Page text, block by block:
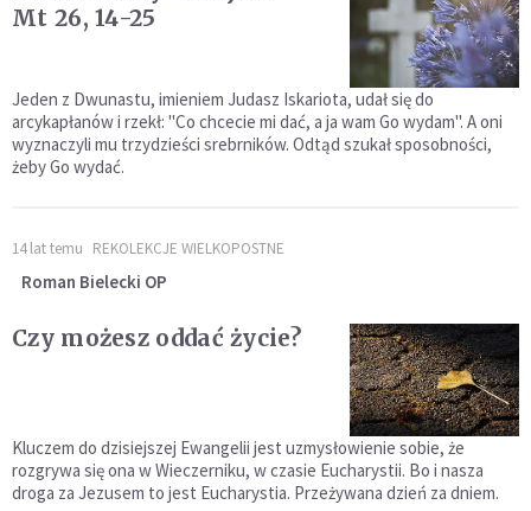
Mt 26, 14-25
Jeden z Dwunastu, imieniem Judasz Iskariota, udał się do
arcykapłanów i rzekł: "Co chcecie mi dać, a ja wam Go wydam". A oni
wyznaczyli mu trzydzieści srebrników. Odtąd szukał sposobności,
żeby Go wydać.
14 lat temu REKOLEKCJE WIELKOPOSTNE
Roman Bielecki OP
Czy możesz oddać życie?
Kluczem do dzisiejszej Ewangelii jest uzmysłowienie sobie, że
rozgrywa się ona w Wieczerniku, w czasie Eucharystii. Bo i nasza
droga za Jezusem to jest Eucharystia. Przeżywana dzień za dniem.